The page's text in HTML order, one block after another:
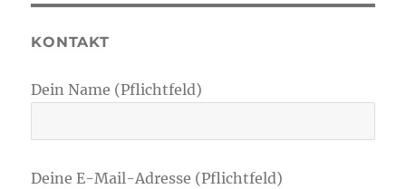
KONTAKT
Dein Name (Pflichtfeld)
Deine E-Mail-Adresse (Pflichtfeld)